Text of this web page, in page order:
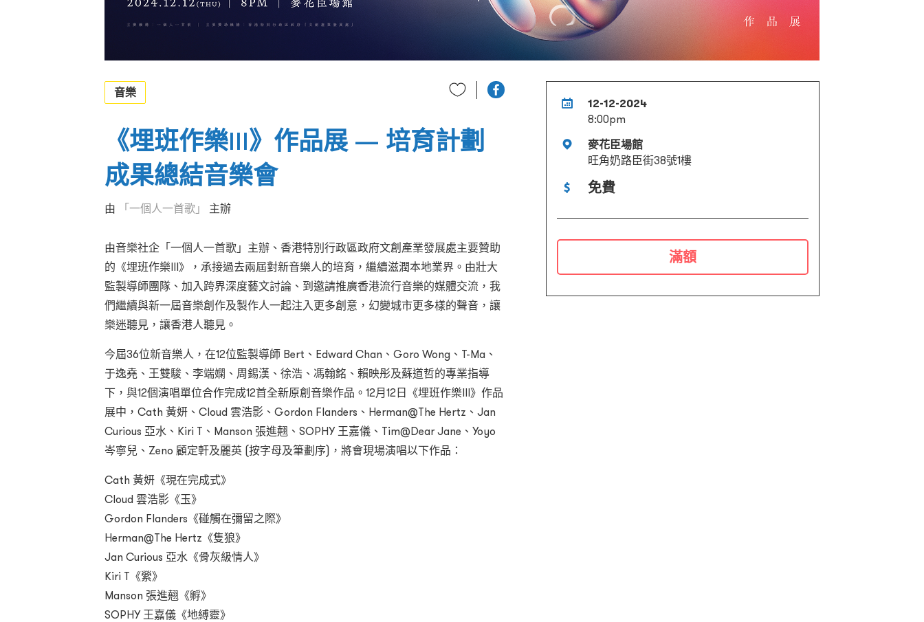
12-12-2024
8:00pm
麥花臣場館
旺角奶路臣街38號1樓
免費
滿額
音樂
《埋班作樂III》作品展 — 培育計劃
成果總結音樂會
由 「一個人一首歌」 主辦
由音樂社企「一個人一首歌」主辦、香港特別行政區政府文創產業發展處主要贊助
的《埋班作樂III》，承接過去兩屆對新音樂人的培育，繼續滋潤本地業界。由壯大
監製導師團隊、加入跨界深度藝文討論、到邀請推廣香港流行音樂的媒體交流，我
們繼續與新一屆音樂創作及製作人一起注入更多創意，幻變城市更多樣的聲音，讓
樂迷聽見，讓香港人聽見。
今屆36位新音樂人，在12位監製導師 Bert、Edward Chan、Goro Wong、T-Ma、
于逸堯、王雙駿、李端嫻、周錫漢、徐浩、馮翰銘、賴映彤及蘇道哲的專業指導
下，與12個演唱單位合作完成12首全新原創音樂作品。12月12日《埋班作樂III》作品
展中，Cath 黃妍、Cloud 雲浩影、Gordon Flanders、Herman@The Hertz、Jan
Curious 亞水、Kiri T、Manson 張進翹、SOPHY 王嘉儀、Tim@Dear Jane、Yoyo
岑寧兒、Zeno 顧定軒及麗英 (按字母及筆劃序)，將會現場演唱以下作品：
Cath 黃妍《現在完成式》
Cloud 雲浩影《玉》
Gordon Flanders《碰觸在彌留之際》
Herman@The Hertz《隻狼》
Jan Curious 亞水《骨灰級情人》
Kiri T《縈》
Manson 張進翹《⁠孵》
SOPHY 王嘉儀《地縛靈》